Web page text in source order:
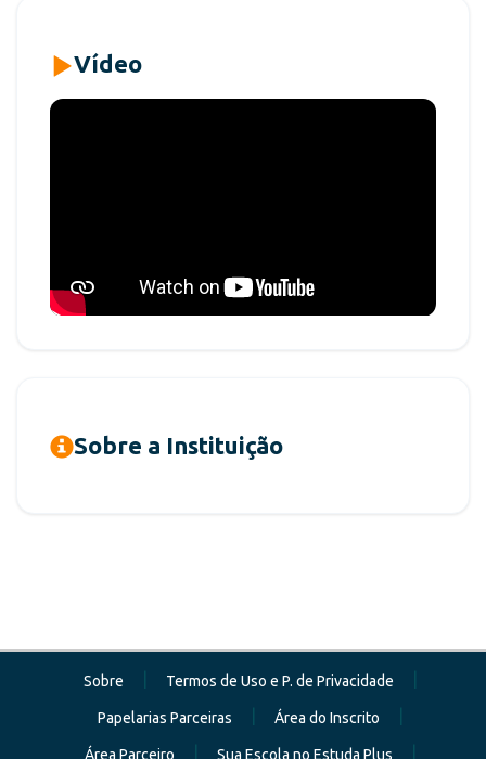
Vídeo
Sobre a Instituição
Sobre Termos de Uso e P. de Privacidade
Papelarias Parceiras Área do Inscrito
Área Parceiro Sua Escola no Estuda Plus